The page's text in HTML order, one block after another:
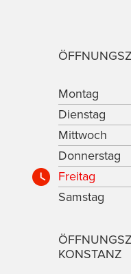
Montag
Dienstag
Mittwoch
Donnerstag
Freitag
Samstag
KONSTANZ